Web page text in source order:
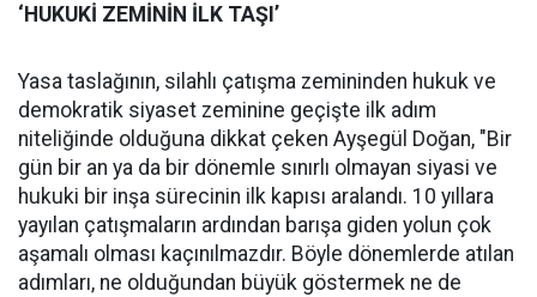
‘HUKUKİ ZEMİNİN İLK TAŞI’
Yasa taslağının, silahlı çatışma zemininden hukuk ve
demokratik siyaset zeminine geçişte ilk adım
niteliğinde olduğuna dikkat çeken Ayşegül Doğan, "Bir
gün bir an ya da bir dönemle sınırlı olmayan siyasi ve
hukuki bir inşa sürecinin ilk kapısı aralandı. 10 yıllara
yayılan çatışmaların ardından barışa giden yolun çok
aşamalı olması kaçınılmazdır. Böyle dönemlerde atılan
adımları, ne olduğundan büyük göstermek ne de